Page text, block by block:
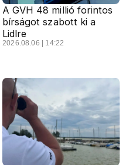
A GVH 48 millió forintos
bírságot szabott ki a
Lidlre
2026.08.06 | 14:22